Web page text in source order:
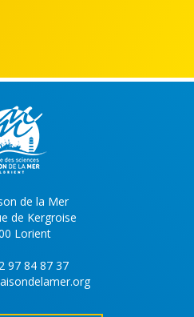
de la Mer
de Kergroise
Lorient
97 84 87 37